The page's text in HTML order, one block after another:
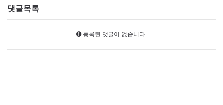
댓글목록
등록된 댓글이 없습니다.